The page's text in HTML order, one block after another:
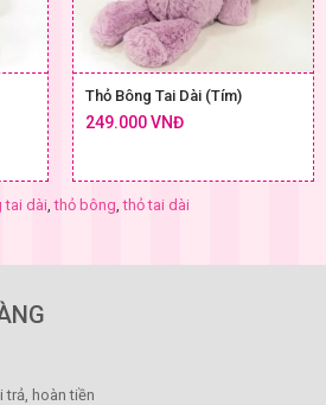
Thỏ Bông Tai Dài (Tím)
249.000 VNĐ
tai dài ,thỏ bông ,thỏ tai dài
trả, hoàn tiền